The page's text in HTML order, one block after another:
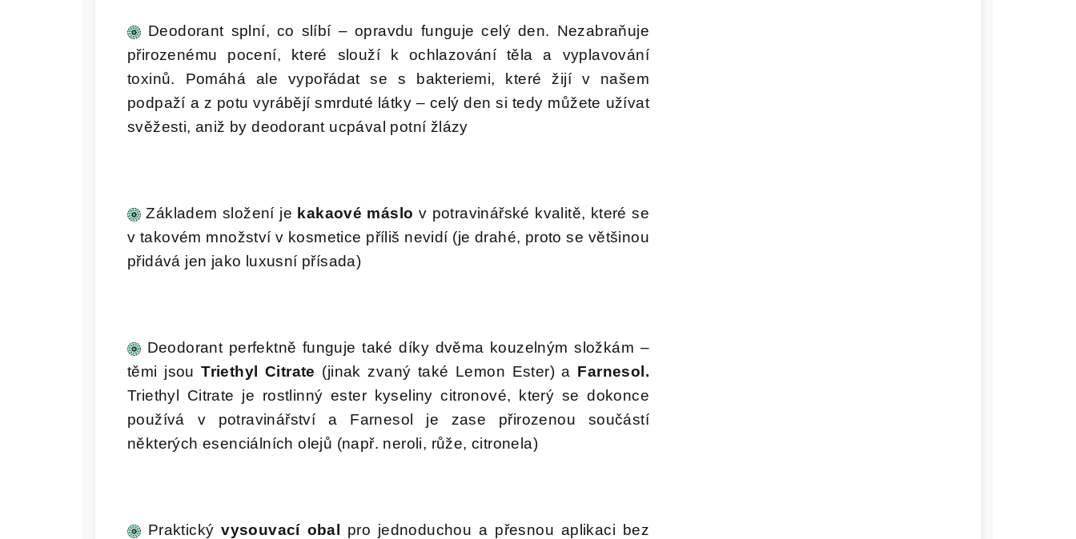
Deodorant splní, co slíbí – opravdu funguje celý den. Nezabraňuje
přirozenému pocení, které slouží k ochlazování těla a vyplavování
toxinů. Pomáhá ale vypořádat se s bakteriemi, které žijí v našem
podpaží a z potu vyrábějí smrduté látky – celý den si tedy můžete užívat
svěžesti, aniž by deodorant ucpával potní žlázy
Základem složení je kakaové máslo v potravinářské kvalitě, které se
v takovém množství v kosmetice příliš nevidí (je drahé, proto se většinou
přidává jen jako luxusní přísada)
Deodorant perfektně funguje také díky dvěma kouzelným složkám –
těmi jsouTriethyl Citrate (jinak zvaný také Lemon Ester) a Farnesol.
Triethyl Citrate je rostlinný ester kyseliny citronové, který se dokonce
používá v potravinářství a Farnesol je zase přirozenou součástí
některých esenciálních olejů (např. neroli, růže, citronela)
Praktickývysouvací obal
pro jednoduchou a přesnou aplikaci bez